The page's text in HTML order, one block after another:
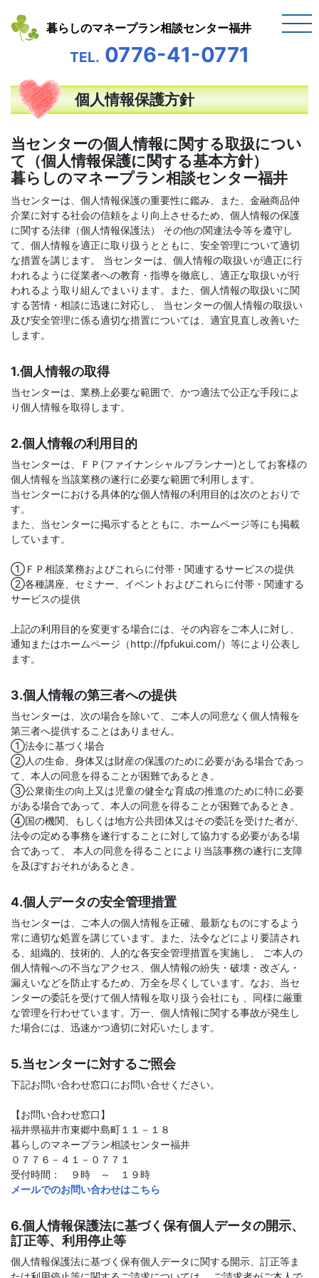
暮らしのマネープラン相談センター福井
TEL. 0776-41-0771
個人情報保護方針
当センターの個人情報に関する取扱につい
て（個人情報保護に関する基本方針）
暮らしのマネープラン相談センター福井
当センターは、個人情報保護の重要性に鑑み、また、金融商品仲
介業に対する社会の信頼をより向上させるため、個人情報の保護
に関する法律（個人情報保護法） その他の関連法令等を遵守し
て、個人情報を適正に取り扱うとともに、安全管理について適切
な措置を講じます。 当センターは、個人情報の取扱いが適正に行
われるように従業者への教育・指導を徹底し、適正な取扱いが行
われるよう取り組んでまいります。また、個人情報の取扱いに関
する苦情・相談に迅速に対応し、 当センターの個人情報の取扱い
及び安全管理に係る適切な措置については、適宜見直し改善いた
します。
1.個人情報の取得
当センターは、業務上必要な範囲で、かつ適法で公正な手段によ
り個人情報を取得します。
2.個人情報の利用目的
当センターは、ＦＰ(ファイナンシャルプランナー)としてお客様の
個人情報を当該業務の遂行に必要な範囲で利用します。
当センターにおける具体的な個人情報の利用目的は次のとおりで
す。
また、当センターに掲示するとともに、ホームページ等にも掲載
しています。
①ＦＰ相談業務およびこれらに付帯・関連するサービスの提供
②各種講座、セミナー、イベントおよびこれらに付帯・関連する
サービスの提供
上記の利用目的を変更する場合には、その内容をご本人に対し、
通知またはホームページ（http://fpfukui.com/）等により公表し
ます。
3.個人情報の第三者への提供
当センターは、次の場合を除いて、ご本人の同意なく個人情報を
第三者へ提供することはありません。
①法令に基づく場合
②人の生命、身体又は財産の保護のために必要がある場合であっ
て、本人の同意を得ることが困難であるとき。
③公衆衛生の向上又は児童の健全な育成の推進のために特に必要
がある場合であって、本人の同意を得ることが困難であるとき。
④国の機関、もしくは地方公共団体又はその委託を受けた者が、
法令の定める事務を遂行することに対して協力する必要がある場
合であって、 本人の同意を得ることにより当該事務の遂行に支障
を及ぼすおそれがあるとき。
4.個人データの安全管理措置
当センターは、ご本人の個人情報を正確、最新なものにするよう
常に適切な処置を講じています。また、法令などにより要請され
る、組織的、技術的、人的な各安全管理措置を実施し、 ご本人の
個人情報への不当なアクセス、個人情報の紛失・破壊・改ざん・
漏えいなどを防止するため、万全を尽くしています。なお、当セ
ンターの委託を受けて個人情報を取り扱う会社にも 、同様に厳重
な管理を行わせています。万一、個人情報に関する事故が発生し
た場合には、迅速かつ適切に対応いたします。
5.当センターに対するご照会
下記お問い合わせ窓口にお問い合せください。
【お問い合わせ窓口】
福井県福井市東郷中島町１１－１８
暮らしのマネープラン相談センター福井
０７７６－４１－０７７１
受付時間： ９時 ～ １９時
メールでのお問い合わせはこちら
6.個人情報保護法に基づく保有個人データの開示、
訂正等、利用停止等
個人情報保護法に基づく保有個人データに関する開示、訂正等ま